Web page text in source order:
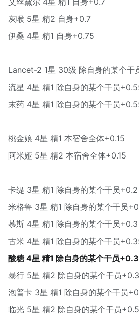
灰喉 5星 精2 自身+0.7
伊桑 4星 精1 自身+0.75
Lancet-2 1星 30级 除自身的某个干
流星 4星 精1 除自身的某个干员
末药 4星 精1 除自身的某个干员
桃金娘 4星 精1 本宿舍全体+0.15
阿米娅 5星 精2 本宿舍全体+0.15
卡缇 3星 精1 除自身的某个干员
米格鲁 3星 精1 除自身的某个干员
慕斯 4星 精1 除自身的某个干员
古米 4星 精1 除自身的某个干员
酸糖 4星 精1 除自身的某个干员
暴行 5星 精2 除自身的某个干员
泡普卡 3星 精1 除自身的某个干员
临光 5星 精2 除自身的某个干员